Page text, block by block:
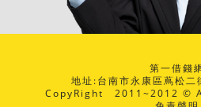
第一借錢
地址:台南市永康區蔦松
CopyRight 2011~2012 ©